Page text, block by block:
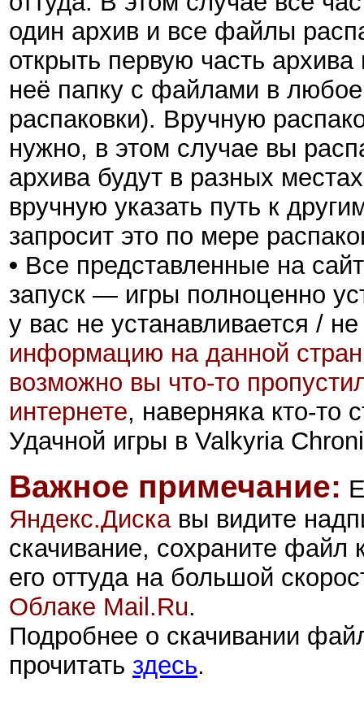
один архив и все файлы
открыть первую часть архива
неё папку с файлами в
распаковки). Вручную
нужно, в этом случае вы
архива будут в разных
вручную указать путь к
запросит это по мере
• Все представленные на
запуск — игры полноценно
у вас не устанавливается /
информацию на данной
возможно вы что-то
интернете, наверняка кто-то
Удачной игры в Valkyria
Важное примечание:
Яндекс.Дискавы видите
скачивание, сохраните файл
его оттуда на большой
Облаке Mail.Ru.
Подробнее о скачивании
прочитать здесь.